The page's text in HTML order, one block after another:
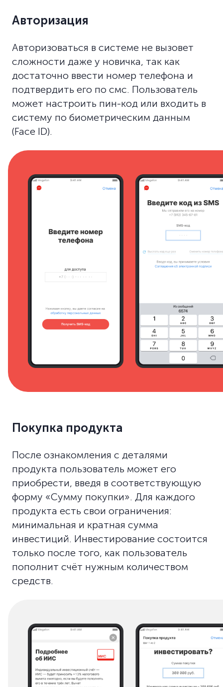
Авторизация
Авторизоваться в системе не вызовет
сложности даже у новичка, так как
достаточно ввести номер телефона и
подтвердить его по смс. Пользователь
может настроить пин-код или входить в
систему по биометрическим данным
(Face ID).
Покупка продукта
После ознакомления с деталями
продукта пользователь может его
приобрести, введя в соответствующую
форму «Сумму покупки». Для каждого
продукта есть свои ограничения:
минимальная и кратная сумма
инвестиций. Инвестирование состоится
только после того, как пользователь
пополнит счёт нужным количеством
средств.